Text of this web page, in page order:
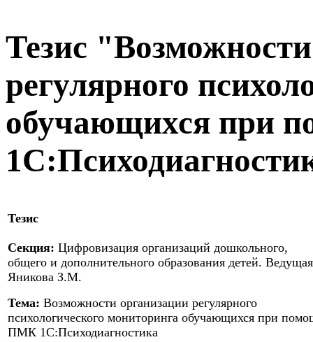
Тезис
регулярного
обучающихся при
Тезис
Секция: Цифровизация организаций дошкольного,
общего и дополнительного образования детей.
Яникова З.М.
Тема: Возможности организации регулярного
психологического мониторинга обучающихся при
ПМК 1С:Психодиагностика